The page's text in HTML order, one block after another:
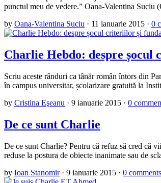
punctul meu de vedere.” Oana-Valentina
by Oana-Valentina Suciu · 11 ianuarie 2015 · 0
Charlie Hebdo: despre
Scriu aceste rânduri ca tânăr român întors din
în campus universitar, școlarizare gratuită la
by Cristina Eşeanu · 9 ianuarie 2015 · 0
De ce sunt Charlie
De ce sunt Charlie? Pentru că refuz să cred că
reduse la postura de obiecte inanimate sau de
by Ioan Stanomir · 9 ianuarie 2015 · 0 comments